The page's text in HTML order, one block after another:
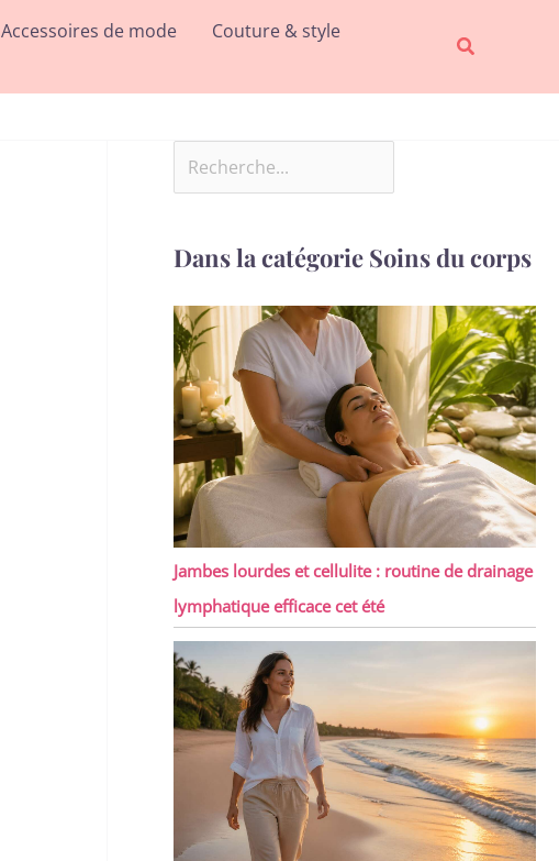
Accessoires de mode
Couture & style
Rechercher
Dans la catégorie Soins du corps
Jambes lourdes et cellulite : routine de drainage
lymphatique efficace cet été